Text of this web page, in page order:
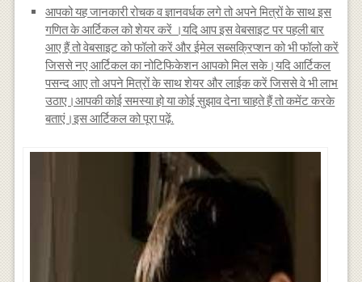
आपको यह जानकारी रोचक व ज्ञानवर्धक लगे तो अपने मित्रों के साथ इस
गणित के आर्टिकल को शेयर करें ।यदि आप इस वेबसाइट पर पहली बार
आए हैं तो वेबसाइट को फॉलो करें और ईमेल सब्सक्रिप्शन को भी फॉलो करें
जिससे नए आर्टिकल का नोटिफिकेशन आपको मिल सके।यदि आर्टिकल
पसन्द आए तो अपने मित्रों के साथ शेयर और लाईक करें जिससे वे भी लाभ
उठाए।आपकी कोई समस्या हो या कोई सुझाव देना चाहते हैं तो कमेंट करके
बताएं।इस आर्टिकल को पूरा पढ़ें.